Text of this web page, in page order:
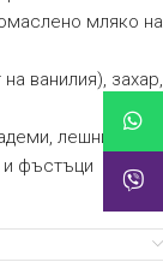
мляко на
ванилия), захар,
лешници,
и фъстъци